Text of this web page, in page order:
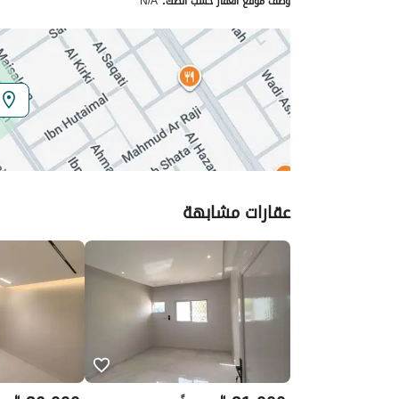
الموقع
المنطقة
منطقة الرياض
المدينة
الرياض
الحي
النسيم الشرقي
اسم الشارع
ابن خلكان
الرمز البريدي
تفاصيل العقار
نوع الإعلان
للإيجار
استخدام العقار
-
نوع العقار
شقق
عقارات مشابهة